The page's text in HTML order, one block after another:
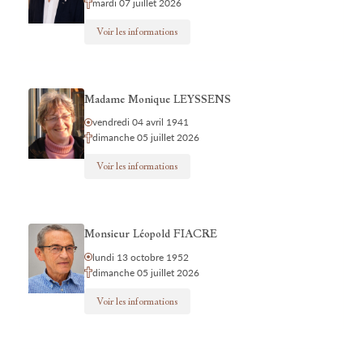
mardi 07 juillet 2026
Voir les informations
Madame Monique LEYSSENS
vendredi 04 avril 1941
dimanche 05 juillet 2026
Voir les informations
Monsieur Léopold FIACRE
lundi 13 octobre 1952
dimanche 05 juillet 2026
Voir les informations